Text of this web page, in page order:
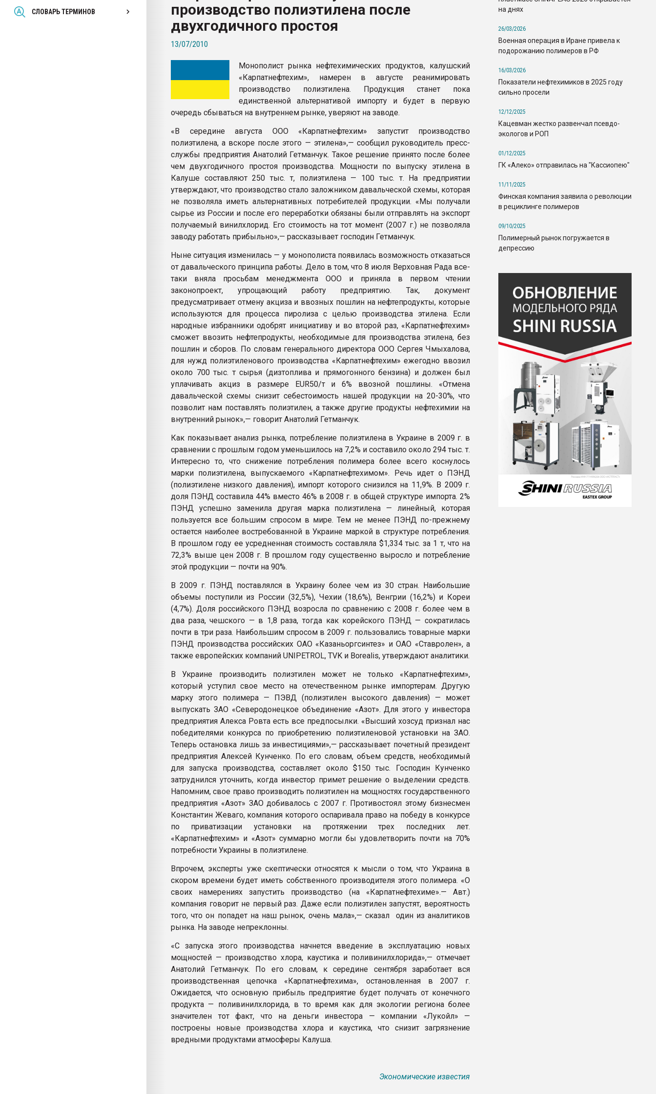
СЛОВАРЬ ТЕРМИНОВ
Всё, что касается выдува ПЭТ
бутылок
ПЕРЕЙТИ НА ФОРУМ
производство полиэтилена после
двухгодичного простоя
13/07/2010
Монополист рынка нефтехимических продуктов, калушский
«Карпатнефтехим», намерен в августе реанимировать
производство полиэтилена. Продукция станет пока
единственной альтернативой импорту и будет в первую
очередь сбываться на внутреннем рынке, уверяют на заводе.
«В середине августа ООО «Карпатнефтехим» запустит производство
полиэтилена, а вскоре после этого — этилена»,— сообщил руководитель пресс-
службы предприятия Анатолий Гетманчук. Такое решение принято после более
чем двухгодичного простоя производства. Мощности по выпуску этилена в
Калуше составляют 250 тыс. т, полиэтилена — 100 тыс. т. На предприятии
утверждают, что производство стало заложником давальческой схемы, которая
не позволяла иметь альтернативных потребителей продукции. «Мы получали
сырье из России и после его переработки обязаны были отправлять на экспорт
получаемый винилхлорид. Его стоимость на тот момент (2007 г.) не позволяла
заводу работать прибыльно»,— рассказывает господин Гетманчук.
Ныне ситуация изменилась — у монополиста появилась возможность отказаться
от давальческого принципа работы. Дело в том, что 8 июля Верховная Рада все-
таки вняла просьбам менеджмента ООО и приняла в первом чтении
законопроект, упрощающий работу предприятию. Так, документ
предусматривает отмену акциза и ввозных пошлин на нефтепродукты, которые
используются для процесса пиролиза с целью производства этилена. Если
народные избранники одобрят инициативу и во второй раз, «Карпатнефтехим»
сможет ввозить нефтепродукты, необходимые для производства этилена, без
пошлин и сборов. По словам генерального директора ООО Сергея Чмыхалова,
для нужд полиэтиленового производства «Карпатнефтехим» ежегодно ввозил
около 700 тыс. т сырья (дизтоплива и прямогонного бензина) и должен был
уплачивать акциз в размере EUR50/т и 6% ввозной пошлины. «Отмена
давальческой схемы снизит себестоимость нашей продукции на 20-30%, что
позволит нам поставлять полиэтилен, а также другие продукты нефтехимии на
внутренний рынок»,— говорит Анатолий Гетманчук.
Как показывает анализ рынка, потребление полиэтилена в Украине в 2009 г. в
сравнении с прошлым годом уменьшилось на 7,2% и составило около 294 тыс. т.
Интересно то, что снижение потребления полимера более всего коснулось
марки полиэтилена, выпускаемого «Карпатнефтехимом». Речь идет о ПЭНД
(полиэтилене низкого давления), импорт которого снизился на 11,9%. В 2009 г.
доля ПЭНД составила 44% вместо 46% в 2008 г. в общей структуре импорта. 2%
ПЭНД успешно заменила другая марка полиэтилена — линейный, которая
пользуется все большим спросом в мире. Тем не менее ПЭНД по-прежнему
остается наиболее востребованной в Украине маркой в структуре потребления.
В прошлом году ее усредненная стоимость составляла $1,334 тыс. за 1 т, что на
72,3% выше цен 2008 г. В прошлом году существенно выросло и потребление
этой продукции — почти на 90%.
В 2009 г. ПЭНД поставлялся в Украину более чем из 30 стран. Наибольшие
объемы поступили из России (32,5%), Чехии (18,6%), Венгрии (16,2%) и Кореи
(4,7%). Доля российского ПЭНД возросла по сравнению с 2008 г. более чем в
два раза, чешского — в 1,8 раза, тогда как корейского ПЭНД — сократилась
почти в три раза. Наибольшим спросом в 2009 г. пользовались товарные марки
ПЭНД производства российских ОАО «Казаньоргсинтез» и ОАО «Ставролен», а
также европейских компаний UNIPETROL, TVK и Borealis, утверждают аналитики.
В Украине производить полиэтилен может не только «Карпатнефтехим»,
который уступил свое место на отечественном рынке импортерам. Другую
марку этого полимера — ПЭВД (полиэтилен высокого давления) — может
выпускать ЗАО «Северодонецкое объединение «Азот». Для этого у инвестора
предприятия Алекса Ровта есть все предпосылки. «Высший хозсуд признал нас
победителями конкурса по приобретению полиэтиленовой установки на ЗАО.
Теперь остановка лишь за инвестициями»,— рассказывает почетный президент
предприятия Алексей Кунченко. По его словам, объем средств, необходимый
для запуска производства, составляет около $150 тыс. Господин Кунченко
затруднился уточнить, когда инвестор примет решение о выделении средств.
Напомним, свое право производить полиэтилен на мощностях государственного
предприятия «Азот» ЗАО добивалось с 2007 г. Противостоял этому бизнесмен
Константин Жеваго, компания которого оспаривала право на победу в конкурсе
по приватизации установки на протяжении трех последних лет.
«Карпатнефтехим» и «Азот» суммарно могли бы удовлетворить почти на 70%
потребности Украины в полиэтилене.
Впрочем, эксперты уже скептически относятся к мысли о том, что Украина в
скором времени будет иметь собственного производителя этого полимера. «О
своих намерениях запустить производство (на «Карпатнефтехиме».— Авт.)
компания говорит не первый раз. Даже если полиэтилен запустят, вероятность
того, что он попадет на наш рынок, очень мала»,— сказал один из аналитиков
рынка. На заводе непреклонны.
«С запуска этого производства начнется введение в эксплуатацию новых
мощностей — производство хлора, каустика и поливинилхлорида»,— отмечает
Анатолий Гетманчук. По его словам, к середине сентября заработает вся
производственная цепочка «Карпатнефтехима», остановленная в 2007 г.
Ожидается, что основную прибыль предприятие будет получать от конечного
продукта — поливинилхлорида, в то время как для экологии региона более
значителен тот факт, что на деньги инвестора — компании «Лукойл» —
построены новые производства хлора и каустика, что снизит загрязнение
вредными продуктами атмосферы Калуша.
Экономические известия
на днях
26/03/2026
Военная операция в Иране привела к
подорожанию полимеров в РФ
16/03/2026
Показатели нефтехимиков в 2025 году
сильно просели
12/12/2025
Кацевман жестко развенчал псевдо-
экологов и РОП
01/12/2025
ГК «Алеко» отправилась на "Кассиопею"
11/11/2025
Финская компания заявила о революции
в рециклинге полимеров
09/10/2025
Полимерный рынок погружается в
депрессию